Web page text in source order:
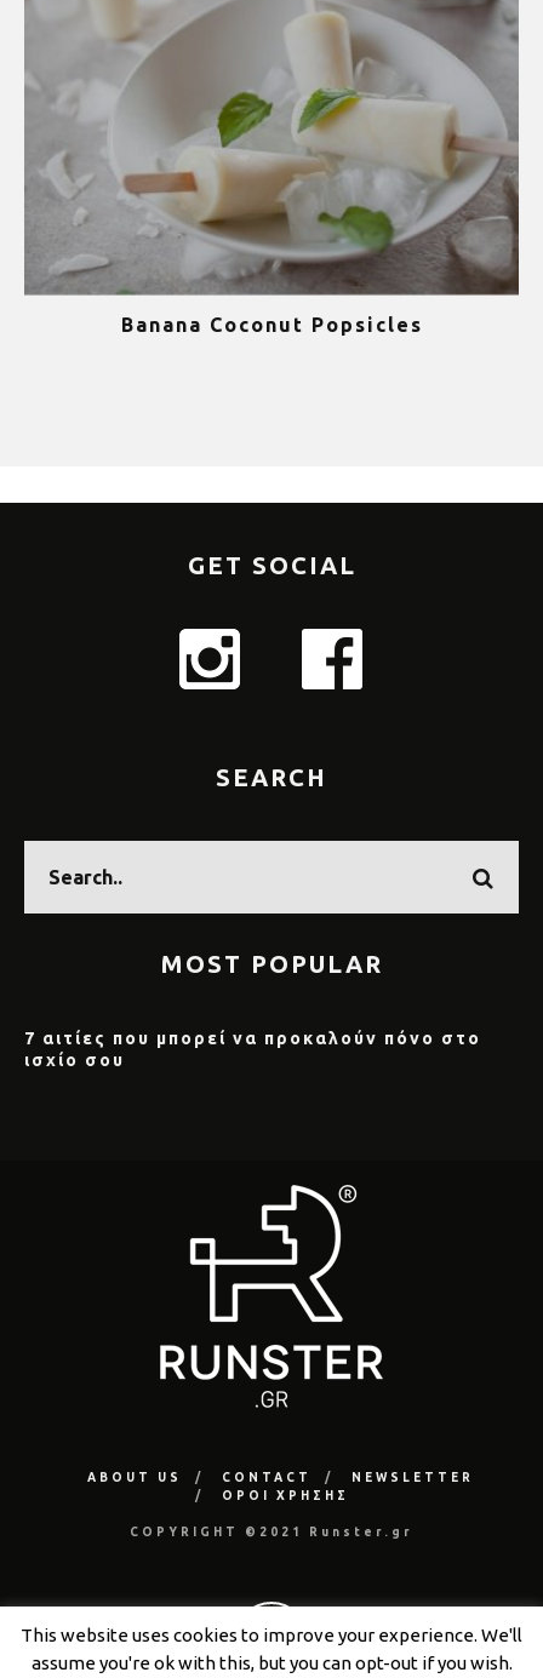
Banana Coconut Popsicles
GET SOCIAL
SEARCH
MOST POPULAR
7 αιτίες που μπορεί να προκαλούν πόνο στο
ισχίο σου
ABOUT US CONTACT
NEWSLETTER
ΟΡΟΙ ΧΡΗΣΗΣ
COPYRIGHT ©2021 Runster.gr
This website uses cookies to improve your experience. We'll
assume you're ok with this, but you can opt-out if you wish.